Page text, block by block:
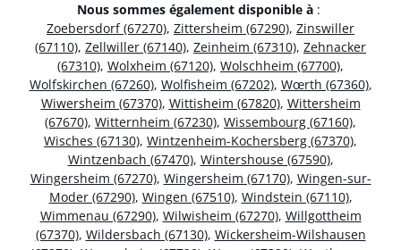
Nous sommes également disponible à :
Zoebersdorf (67270), Zittersheim (67290), Zinswiller
(67110), Zellwiller (67140), Zeinheim (67310), Zehnacker
(67310), Wolxheim (67120), Wolschheim (67700),
Wolfskirchen (67260), Wolfisheim (67202), Wœrth (67360),
Wiwersheim (67370), Wittisheim (67820), Wittersheim
(67670), Witternheim (67230), Wissembourg (67160),
Wisches (67130), Wintzenheim-Kochersberg (67370),
Wintzenbach (67470), Wintershouse (67590),
Wingersheim (67270), Wingersheim (67170), Wingen-sur-
Moder (67290), Wingen (67510), Windstein (67110),
Wimmenau (67290), Wilwisheim (67270), Willgottheim
(67370), Wildersbach (67130), Wickersheim-Wilshausen